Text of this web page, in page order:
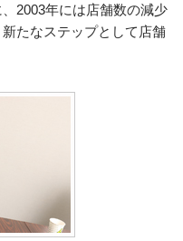
2003年には店舗数の減少
たなステップとして店舗